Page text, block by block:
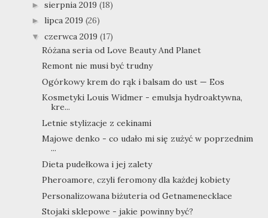
► sierpnia 2019 (18)
► lipca 2019 (26)
▼ czerwca 2019 (17)
Różana seria od Love Beauty And Planet
Remont nie musi być trudny
Ogórkowy krem do rąk i balsam do ust — Eos
Kosmetyki Louis Widmer - emulsja hydroaktywna,
kre...
Letnie stylizacje z cekinami
Majowe denko - co udało mi się zużyć w poprzednim
...
Dieta pudełkowa i jej zalety
Pheroamore, czyli feromony dla każdej kobiety
Personalizowana biżuteria od Getnamenecklace
Stojaki sklepowe - jakie powinny być?